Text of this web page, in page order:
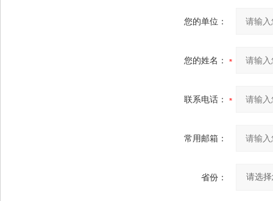
您的单位：
您的姓名：
联系电话：
常用邮箱：
省份：